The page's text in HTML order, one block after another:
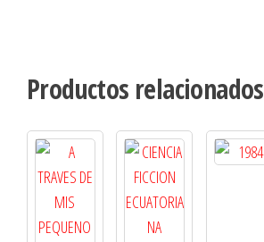
Productos relacionados